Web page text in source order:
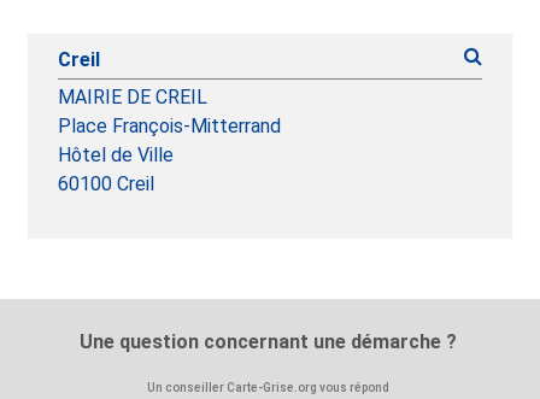
Creil
MAIRIE DE CREIL
Place François-Mitterrand
Hôtel de Ville
60100 Creil
Une question concernant une démarche ?
Un conseiller Carte-Grise.org vous répond